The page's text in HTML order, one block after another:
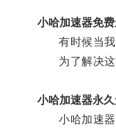
小哈加速器免
有时候当我
为了解决这
小哈加速器永
小哈加速器